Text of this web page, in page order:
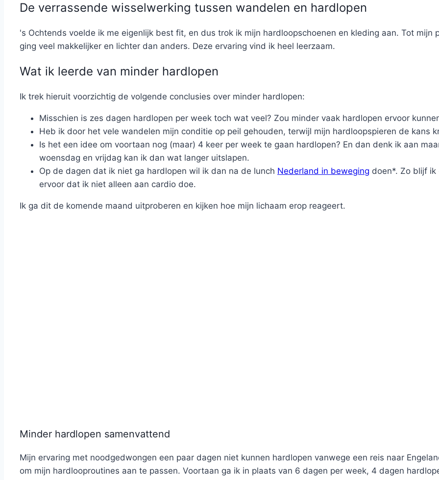
De verrassende wisselwerking tussen wandelen en hardlopen
's Ochtends voelde ik me eigenlijk best fit, en dus trok ik mijn hardloopschoenen en kleding aan. Tot
ging veel makkelijker en lichter dan anders. Deze ervaring vind ik heel leerzaam.
Wat ik leerde van minder hardlopen
Ik trek hieruit voorzichtig de volgende conclusies over minder hardlopen:
Misschien is zes dagen hardlopen per week toch wat veel? Zou minder vaak hardlopen ervoor
Heb ik door het vele wandelen mijn conditie op peil gehouden, terwijl mijn hardloopspieren de kans
Is het een idee om voortaan nog (maar) 4 keer per week te gaan hardlopen? En dan denk ik aan
woensdag en vrijdag kan ik dan wat langer uitslapen.
Op de dagen dat ik niet ga hardlopen wil ik dan na de lunch Nederland in beweging doen*. Zo blijf ik
ervoor dat ik niet alleen aan cardio doe.
Ik ga dit de komende maand uitproberen en kijken hoe mijn lichaam erop reageert.
Minder hardlopen samenvattend
Mijn ervaring met noodgedwongen een paar dagen niet kunnen hardlopen vanwege een reis naar
om mijn hardlooproutines aan te passen. Voortaan ga ik in plaats van 6 dagen per week, 4 dagen